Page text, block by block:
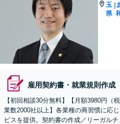
玉
県
|
雇用契約書・就業規則作成
【初回相談30分無料】【月額3980円（
業数2000社以上】各業種の商習慣に応
ビスを提供。契約書の作成／リーガル